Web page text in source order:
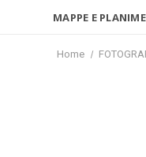
MAPPE E
Home